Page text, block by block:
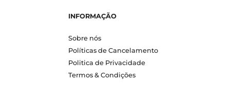
INFORMAÇÃO
Sobre nós
Políticas de Cancelamento
Politica de Privacidade
Termos & Condições